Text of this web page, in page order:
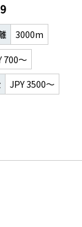
3000m
700～
JPY 3500～